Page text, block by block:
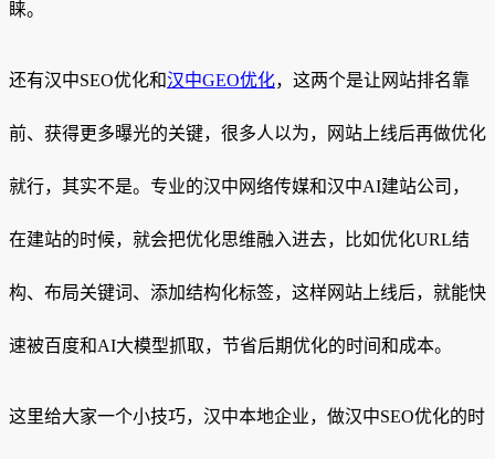
睐。
还有汉中SEO优化和汉中GEO优化，这两个是让网站排名靠
前、获得更多曝光的关键，很多人以为，网站上线后再做优化
就行，其实不是。专业的汉中网络传媒和汉中AI建站公司，
在建站的时候，就会把优化思维融入进去，比如优化URL结
构、布局关键词、添加结构化标签，这样网站上线后，就能快
速被百度和AI大模型抓取，节省后期优化的时间和成本。
这里给大家一个小技巧，汉中本地企业，做汉中SEO优化的时